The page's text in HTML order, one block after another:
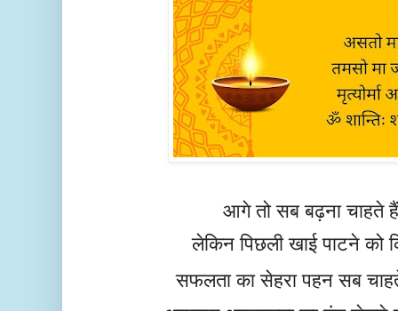
आगे तो सब बढ़ना चाहते
लेकिन पिछली खाई पाटने को
सफलता का सेहरा पहन सब